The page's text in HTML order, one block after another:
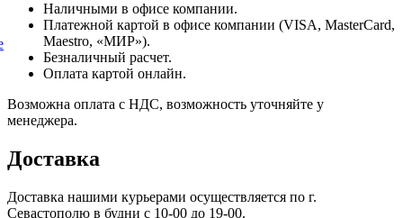
Наличными в офисе компании.
Платежной картой в офисе компании (VISA, MasterCard,
Maestro, «МИР»).
Безналичный расчет.
Оплата картой онлайн.
Возможна оплата с НДС, возможность уточняйте у
менеджера.
Доставка
Доставка нашими курьерами осуществляется по г.
Севастополю в будни с 10-00 до 19-00.